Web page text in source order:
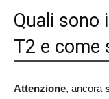
Quali sono
T2 e come
Attenzione, ancora